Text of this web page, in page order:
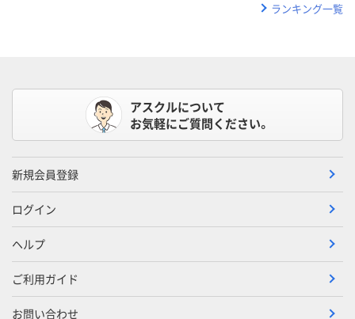
ランキング一覧
アスクルについて
お気軽にご質問ください。
新規会員登録
ログイン
ヘルプ
ご利用ガイド
お問い合わせ